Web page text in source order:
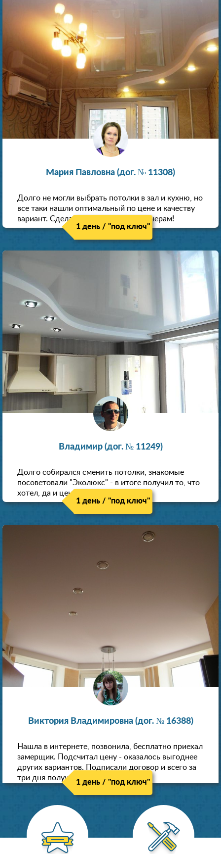
Мария Павловна (дог. № 11308)
Долго не могли выбрать потолки в зал и кухню, но
все таки нашли оптимальный по цене и качеству
вариант. Сделали скидку как пенсионерам!
1 день / "под ключ"
Владимир (дог. № 11249)
Долго собирался сменить потолки, знакомые
посоветовали "Эколюкс" - в итоге получил то, что
хотел, да и цена нормальная.
1 день / "под ключ"
Виктория Владимировна (дог. № 16388)
Нашла в интернете, позвонила, бесплатно приехал
замерщик. Подсчитал цену - оказалось выгоднее
других вариантов. Подписали договор и всего за
три дня получили новые потолки!
1 день / "под ключ"